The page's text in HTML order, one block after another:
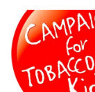
công nghiệp